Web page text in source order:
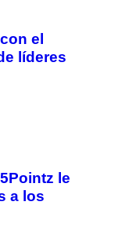
el
líderes
le
a los